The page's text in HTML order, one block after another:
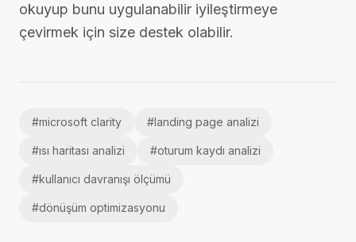
okuyup bunu uygulanabilir iyileştirmeye
çevirmek için size destek olabilir.
#microsoft clarity #landing page analizi
#ısı haritası analizi #oturum kaydı analizi
#kullanıcı davranışı ölçümü
#dönüşüm optimizasyonu